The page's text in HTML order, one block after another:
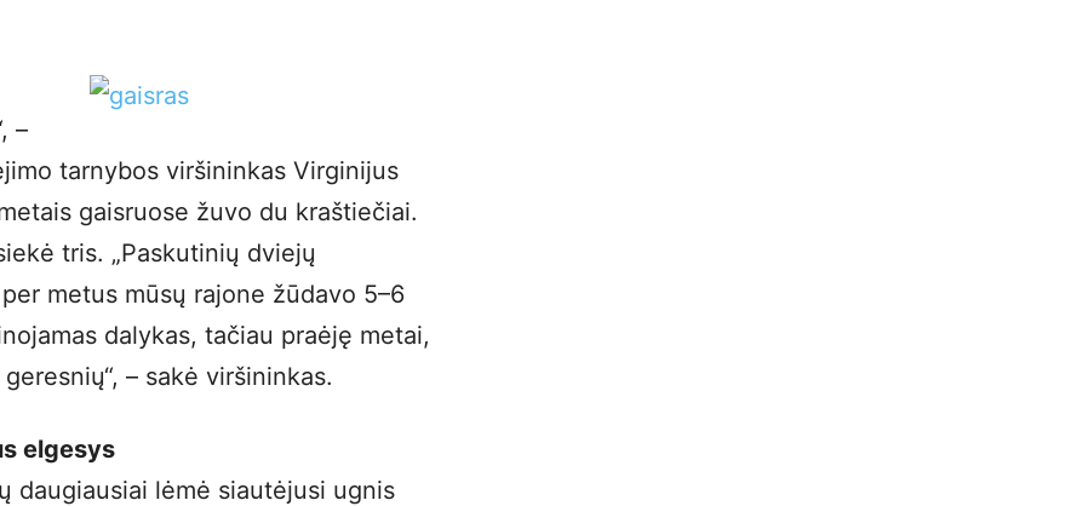
–
tarnybos viršininkas Virginijus
gaisruose žuvo du kraštiečiai.
tris. „Paskutinių dviejų
metus mūsų rajone žūdavo 5–6
dalykas, tačiau praėję metai,
– sakė viršininkas.
elgesys
daugiausiai lėmė siautėjusi ugnis